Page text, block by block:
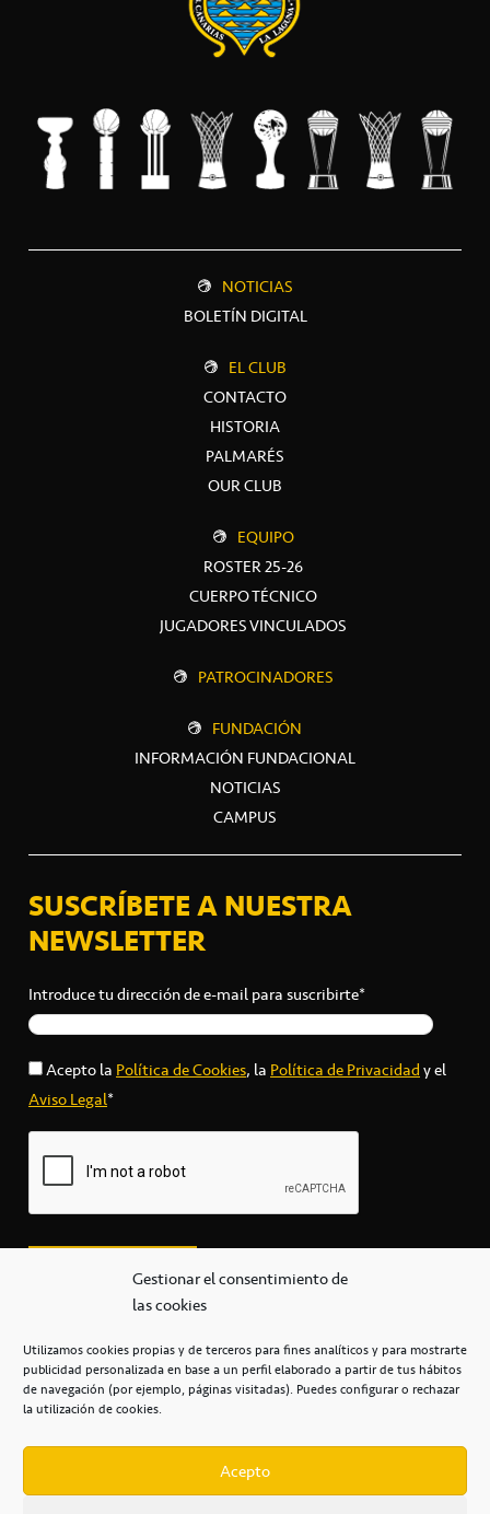
Gestionar el consentimiento de
las cookies
Utilizamos cookies propias y de terceros para fines analíticos y para mostrarte
publicidad personalizada en base a un perfil elaborado a partir de tus hábitos
de navegación (por ejemplo, páginas visitadas). Puedes configurar o rechazar
la utilización de cookies.
Acepto
NOTICIAS
BOLETÍN DIGITAL
EL CLUB
CONTACTO
HISTORIA
PALMARÉS
OUR CLUB
EQUIPO
ROSTER 25-26
CUERPO TÉCNICO
JUGADORES VINCULADOS
PATROCINADORES
FUNDACIÓN
INFORMACIÓN FUNDACIONAL
NOTICIAS
CAMPUS
SUSCRÍBETE A NUESTRA
NEWSLETTER
Introduce tu dirección de e-mail para suscribirte*
Acepto laPolítica de Cookies, laPolítica de Privacidady el
Aviso Legal*
secretaria@cbcanarias.es
+34 922 253 684
Casa del Deporte / 38108 – La Laguna